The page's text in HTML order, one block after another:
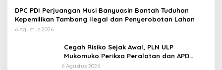
Mengungkap Dugaan Aktivitas di Kawasan Pesisir
DPC PDI Perjuangan Musi Banyuasin Bantah Tuduhan
Kepemilikan Tambang Ilegal dan Penyerobotan Lahan
6 Agustus 2026
Cegah Risiko Sejak Awal, PLN ULP
Mukomuko Periksa Peralatan dan APD
Petugas secara Rutin
6 Agustus 2026